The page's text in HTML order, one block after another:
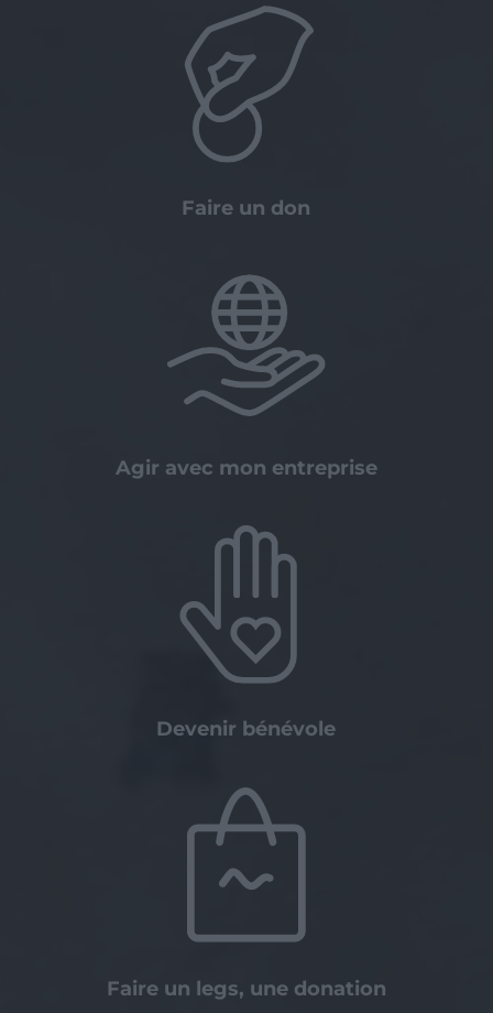
Faire un don
Agir avec mon entreprise
Devenir bénévole
Faire un legs, une donation